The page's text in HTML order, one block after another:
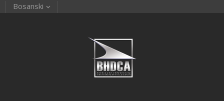
Bosanski